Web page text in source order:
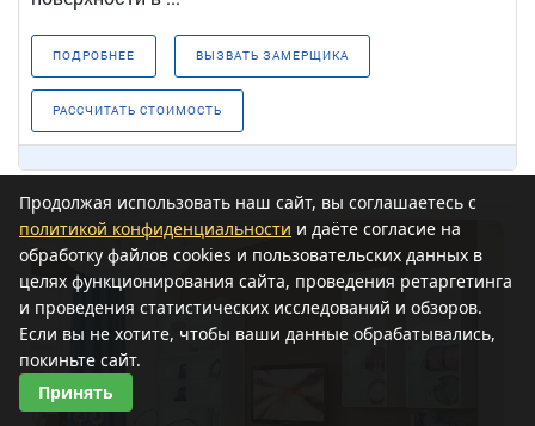
ПОДРОБНЕЕ ВЫЗВАТЬ ЗАМЕРЩИКА
РАССЧИТАТЬ СТОИМОСТЬ
Продолжая использовать наш сайт, вы соглашаетесь с
политикой конфиденциальности и даёте согласие на
обработку файлов cookies и пользовательских данных в
целях функционирования сайта, проведения ретаргетинга
и проведения статистических исследований и обзоров.
Если вы не хотите, чтобы ваши данные обрабатывались,
покиньте сайт.
Принять